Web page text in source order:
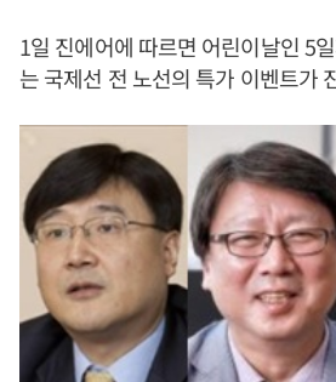
1일 진에어에 따르면 어린이날인 5
는 국제선 전 노선의 특가 이벤트가